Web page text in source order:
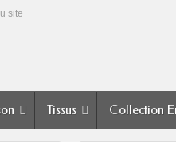
site
Tissus Collection